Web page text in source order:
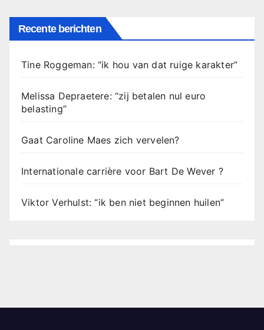
Recente berichten
Tine Roggeman: “ik hou van dat ruige karakter”
Melissa Depraetere: “zij betalen nul euro
belasting”
Gaat Caroline Maes zich vervelen?
Internationale carrière voor Bart De Wever ?
Viktor Verhulst: “ik ben niet beginnen huilen”